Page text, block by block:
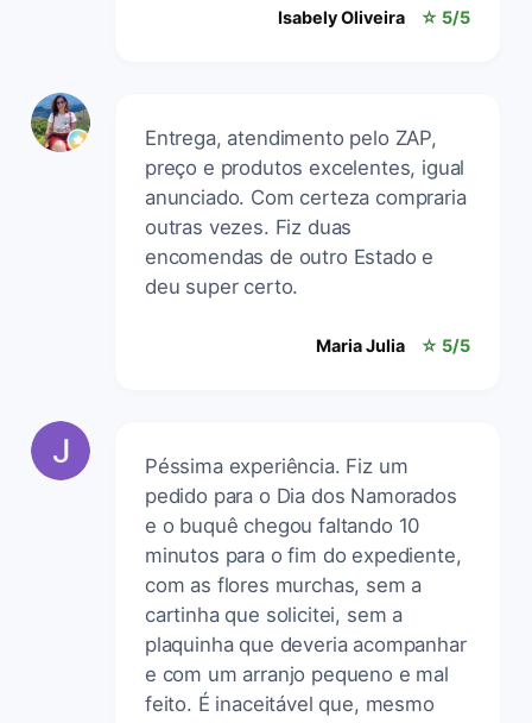
Isabely Oliveira ☆ 5/5
Entrega, atendimento pelo ZAP,
preço e produtos excelentes, igual
anunciado. Com certeza compraria
outras vezes. Fiz duas
encomendas de outro Estado e
deu super certo.
Maria Julia ☆ 5/5
Péssima experiência. Fiz um
pedido para o Dia dos Namorados
e o buquê chegou faltando 10
minutos para o fim do expediente,
com as flores murchas, sem a
cartinha que solicitei, sem a
plaquinha que deveria acompanhar
e com um arranjo pequeno e mal
feito. É inaceitável que, mesmo